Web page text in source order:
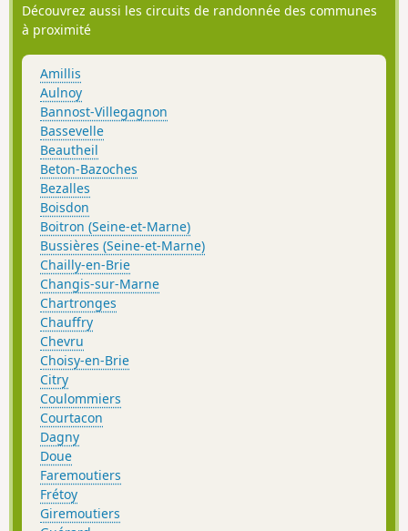
Découvrez aussi les circuits de randonnée des communes
à proximité
Amillis
Aulnoy
Bannost-Villegagnon
Bassevelle
Beautheil
Beton-Bazoches
Bezalles
Boisdon
Boitron (Seine-et-Marne)
Bussières (Seine-et-Marne)
Chailly-en-Brie
Changis-sur-Marne
Chartronges
Chauffry
Chevru
Choisy-en-Brie
Citry
Coulommiers
Courtacon
Dagny
Doue
Faremoutiers
Frétoy
Giremoutiers